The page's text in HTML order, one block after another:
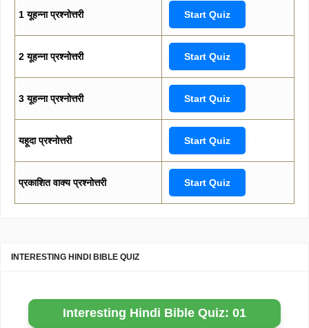
1 यूहन्ना प्रश्नोत्तरी Start Quiz
2 यूहन्ना प्रश्नोत्तरी Start Quiz
3 यूहन्ना प्रश्नोत्तरी Start Quiz
यहूदा प्रश्नोत्तरी Start Quiz
प्रकाशित वाक्य प्रश्नोत्तरी Start Quiz
INTERESTING HINDI BIBLE QUIZ
Interesting Hindi Bible Quiz: 01